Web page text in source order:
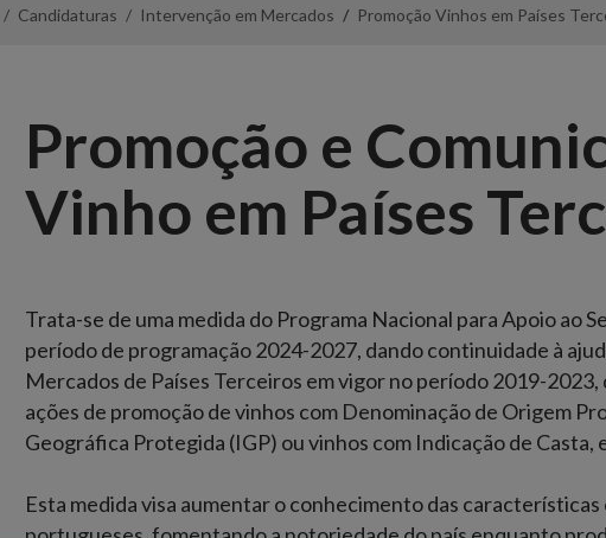
Candidaturas Intervenção em Mercados Promoção Vinhos em Países
Promoção e
Vinho em Países
Trata-se de uma medida do Programa Nacional para Apoio ao
período de programação 2024-2027, dando continuidade à
Mercados de Países Terceiros em vigor no período 2019-
ações de promoção de vinhos com Denominação de Origem
Geográfica Protegida (IGP) ou vinhos com Indicação de Casta,
Esta medida visa aumentar o conhecimento das características